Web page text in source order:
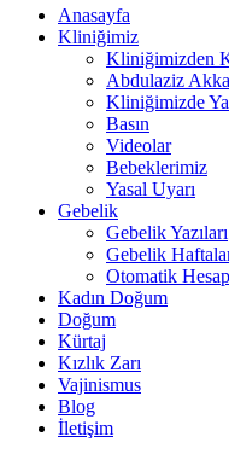
Anasayfa
Kliniğimiz
Kliniğimizden
Abdulaziz
Kliniğimizde
Basın
Videolar
Bebeklerimiz
Yasal Uyarı
Gebelik
Gebelik Yazıları
Gebelik
Otomatik
Kadın Doğum
Doğum
Kürtaj
Kızlık Zarı
Vajinismus
Blog
İletişim